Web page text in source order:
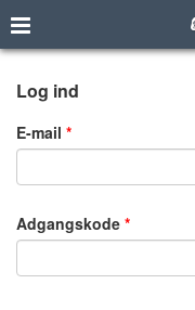
Log ind
E-mail
Adgangskode